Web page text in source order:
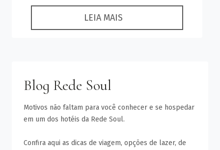
LEIA MAIS
Blog Rede Soul
Motivos não faltam para você conhecer e se hospedar
em um dos hotéis da Rede Soul.
Confira aqui as dicas de viagem, opções de lazer, de